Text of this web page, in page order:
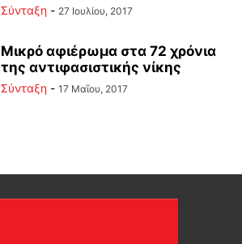
Σύνταξη - 27 Ιουλίου, 2017
Μικρό αφιέρωμα στα 72 χρόνια
της αντιφασιστικής νίκης
Σύνταξη - 17 Μαΐου, 2017